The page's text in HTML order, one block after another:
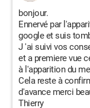
bonjour.
Ennervé par
google et suis
J 'ai suivi vos
et a premiere vue
à l'apparition du
Cela reste à
d'avance merci
Thierry